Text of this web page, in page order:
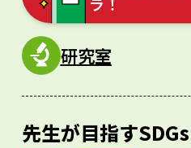
研究室
先生が目指すSDGs